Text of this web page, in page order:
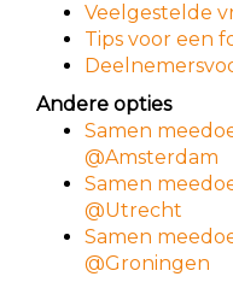
Veelgestelde
Tips voor een
Andere opties
Samen
@Amsterdam
Samen
@Utrecht
Samen
@Groningen